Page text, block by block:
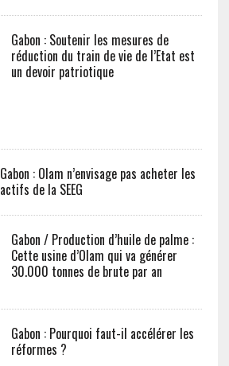
Gabon : Soutenir les mesures de
réduction du train de vie de l’Etat est
un devoir patriotique
Gabon : Olam n’envisage pas acheter les
actifs de la SEEG
Gabon / Production d’huile de palme :
Cette usine d’Olam qui va générer
30.000 tonnes de brute par an
Gabon : Pourquoi faut-il accélérer les
réformes ?